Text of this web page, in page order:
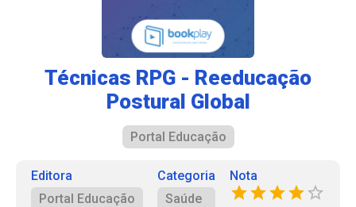
Técnicas RPG - Reeducação
Postural Global
Portal Educação
Editora
Portal Educação
Categoria
Saúde
Nota